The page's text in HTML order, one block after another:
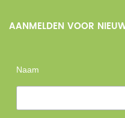
AANMELDEN VOOR
Naam